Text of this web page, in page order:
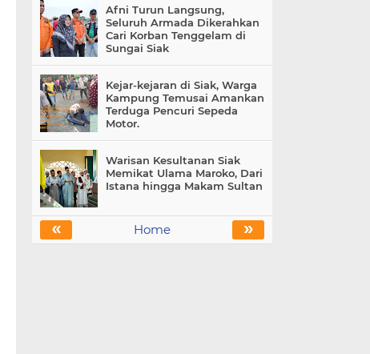
Afni Turun Langsung,
Seluruh Armada Dikerahkan
Cari Korban Tenggelam di
Sungai Siak
Kejar-kejaran di Siak, Warga
Kampung Temusai Amankan
Terduga Pencuri Sepeda
Motor.
Warisan Kesultanan Siak
Memikat Ulama Maroko, Dari
Istana hingga Makam Sultan
« »
Home